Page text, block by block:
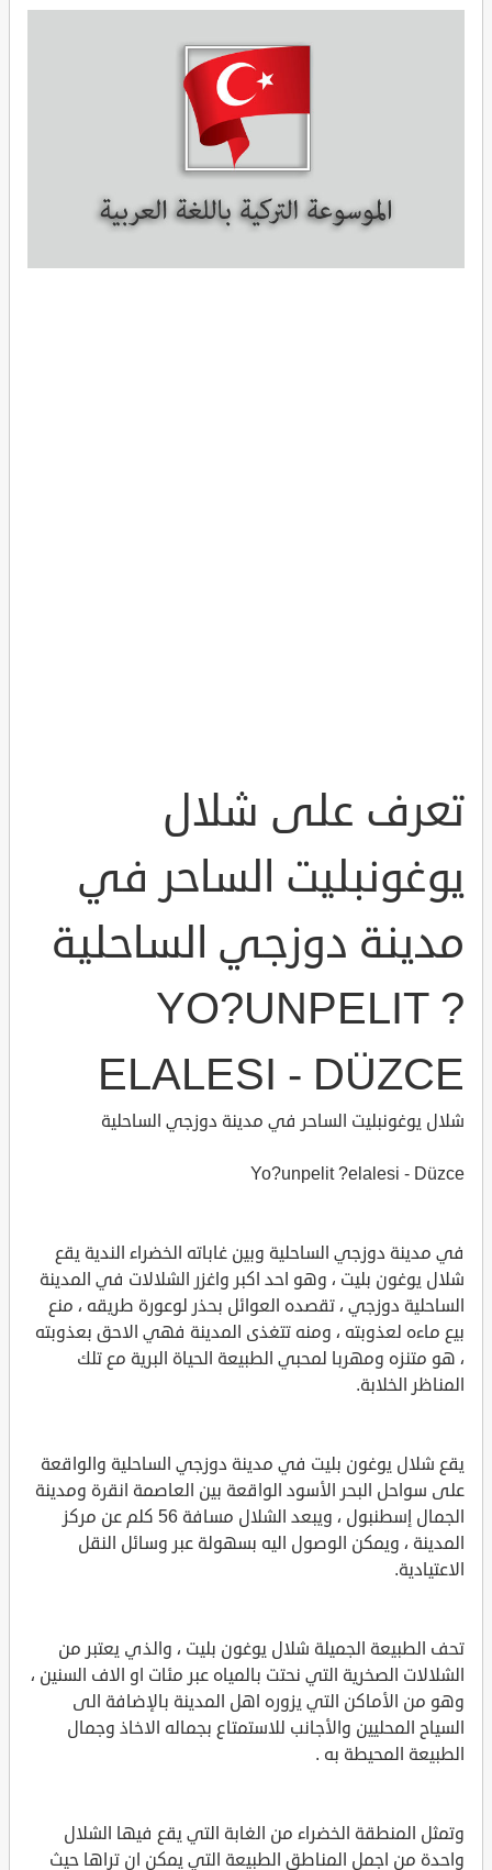
تعرف على شلال
يوغونبليت الساحر في
مدينة دوزجي الساحلية
YO?UNPELIT ?
ELALESI - DÜZCE
شلال يوغونبليت الساحر في مدينة دوزجي الساحلية
Yo?unpelit ?elalesi - Düzce
في مدينة دوزجي الساحلية وبين غاباته الخضراء الندية يقع
شلال يوغون بليت ، وهو احد اكبر واغزر الشلالات في المدينة
الساحلية دوزجي ، تقصده العوائل بحذر لوعورة طريقه ، منع
بيع ماءه لعذوبته ، ومنه تتغذى المدينة فهي الاحق بعذوبته
، هو متنزه ومهربا لمحبي الطبيعة الحياة البرية مع تلك
المناظر الخلابة.
يقع شلال يوغون بليت في مدينة دوزجي الساحلية والواقعة
على سواحل البحر الأسود الواقعة بين العاصمة انقرة ومدينة
الجمال إسطنبول ، ويبعد الشلال مسافة 56 كلم عن مركز
المدينة ، ويمكن الوصول اليه بسهولة عبر وسائل النقل
الاعتيادية.
تحف الطبيعة الجميلة شلال يوغون بليت ، والذي يعتبر من
الشلالات الصخرية التي نحتت بالمياه عبر مئات او الاف السنين ،
وهو من الأماكن التي يزوره اهل المدينة بالإضافة الى
السياح المحليين والأجانب للاستمتاع بجماله الاخاذ وجمال
الطبيعة المحيطة به .
وتمثل المنطقة الخضراء من الغابة التي يقع فيها الشلال
واحدة من اجمل المناطق الطبيعة التي يمكن ان تراها حيث